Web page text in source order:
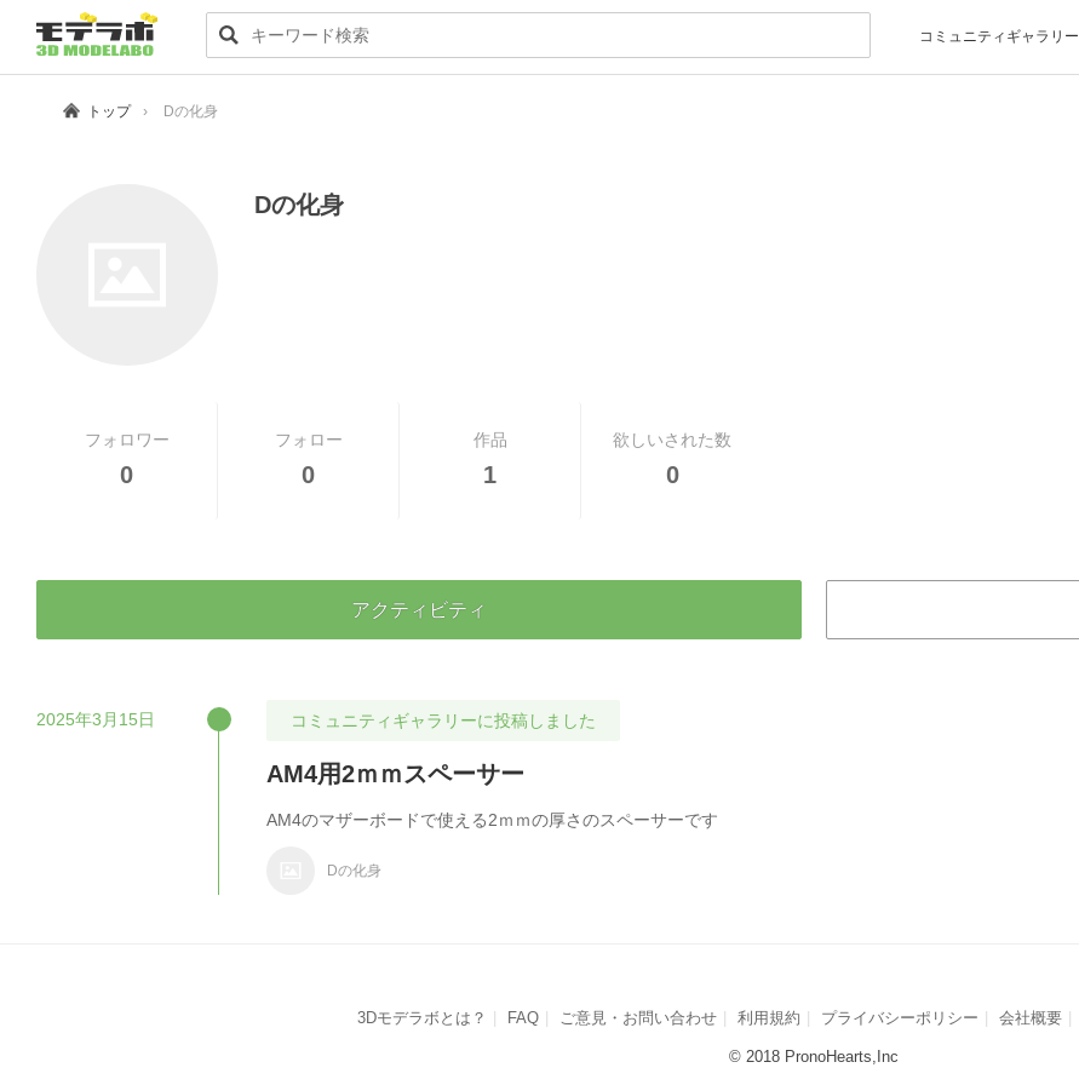
コミュニティギャラリー
トップ Dの化身
Dの化身
フォロワー
0
フォロー
0
作品
1
欲しいされた数
0
アクティビティ
2025年3月15日 コミュニティギャラリーに投稿しました
AM4用2ｍｍスペーサー
AM4のマザーボードで使える2ｍｍの厚さのスペーサーです
Dの化身
3Dモデラボとは？ FAQ ご意見・お問い合わせ 利用規約 プライバシーポリシー 会社概要
© 2018 PronoHearts,Inc